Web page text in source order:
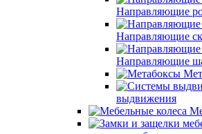
Направляющие
Направляющие
Направляющие
выдвижения